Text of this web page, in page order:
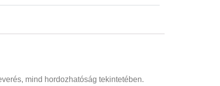
mind hordozhatóság tekintetében.